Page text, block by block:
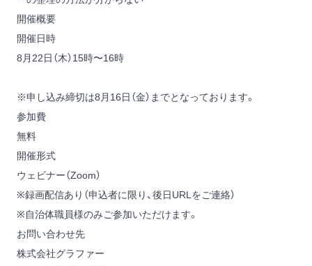
開催概要
開催日時
8月22日（木）15時〜16時
※申し込み締切は8月16日（金）までとなっております。
参加費
無料
開催形式
ウェビナー（Zoom）
※録画配信あり（申込者に限り、後日URLをご連絡）
※自治体職員様のみご参加いただけます。
お問い合わせ先
株式会社グラファー